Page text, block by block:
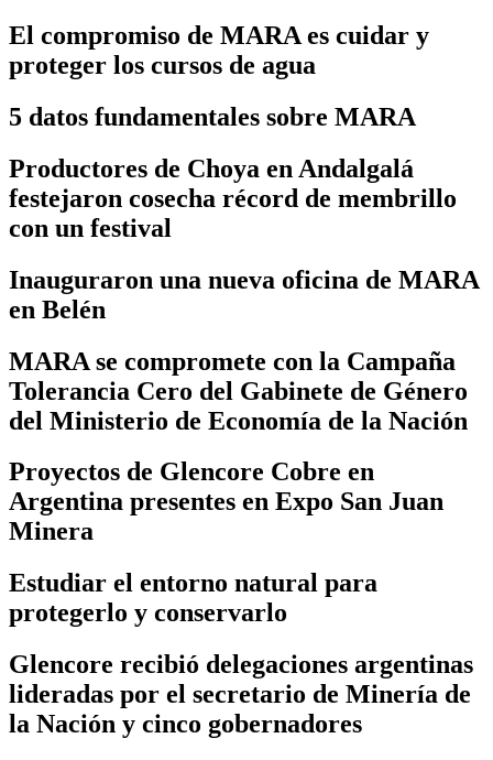
El compromiso de MARA es cuidar y
proteger los cursos de agua
5 datos fundamentales sobre MARA
Productores de Choya en Andalgalá
festejaron cosecha récord de membrillo
con un festival
Inauguraron una nueva oficina de MARA
en Belén
MARA se compromete con la Campaña
Tolerancia Cero del Gabinete de Género
del Ministerio de Economía de la Nación
Proyectos de Glencore Cobre en
Argentina presentes en Expo San Juan
Minera
Estudiar el entorno natural para
protegerlo y conservarlo
Glencore recibió delegaciones argentinas
lideradas por el secretario de Minería de
la Nación y cinco gobernadores